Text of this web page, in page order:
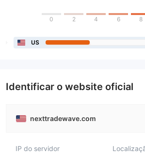
0 2 4 6 8
US
Identificar o website oficial
nexttradewave.com
IP do servidor